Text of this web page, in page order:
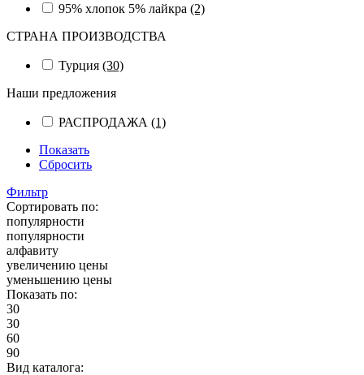
95% хлопок 5% лайкра (2)
СТРАНА ПРОИЗВОДСТВА
Турция (30)
Наши предложения
РАСПРОДАЖА (1)
Показать
Сбросить
Фильтр
Сортировать по:
популярности
популярности
алфавиту
увеличению цены
уменьшению цены
Показать по:
30
30
60
90
Вид каталога: